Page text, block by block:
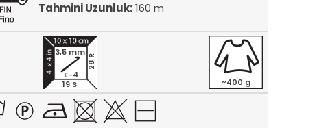
Tahmini Uzunluk:160 m
19 S
28 R
3,5 mm
E-4
~400 g